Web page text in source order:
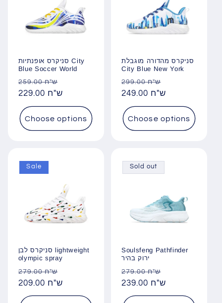
סניקרס אופנתיות City
Blue Soccer World
Regular
price
259.00 ש"ח
229.00 ש"ח
Choose options
סניקרס מהדורה מוגבלת
City Blue New York
Regular
price
299.00 ש"ח
249.00 ש"ח
Choose options
Sale
סניקרס לבן lightweight
olympic spray
Regular
price
279.00 ש"ח
209.00 ש"ח
Sold out
Soulsfeng Pathfinder
ירוק בהיר
Regular
price
279.00 ש"ח
239.00 ש"ח